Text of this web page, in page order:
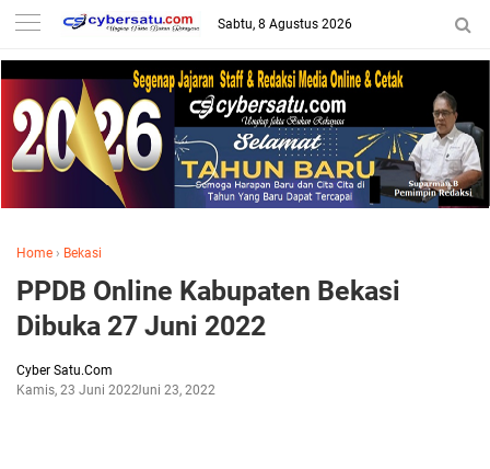
Sabtu, 8 Agustus 2026
Home › Bekasi
PPDB Online Kabupaten Bekasi
Dibuka 27 Juni 2022
Cyber Satu.Com
Kamis, 23 Juni 2022Juni 23, 2022